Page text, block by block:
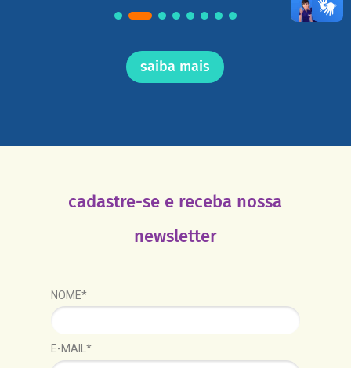
saiba mais
cadastre-se e receba nossa
newsletter
NOME*
E-MAIL*